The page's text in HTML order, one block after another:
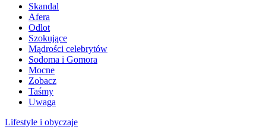
Skandal
Afera
Odlot
Szokujące
Mądrości celebrytów
Sodoma i Gomora
Mocne
Zobacz
Taśmy
Uwaga
Lifestyle i obyczaje